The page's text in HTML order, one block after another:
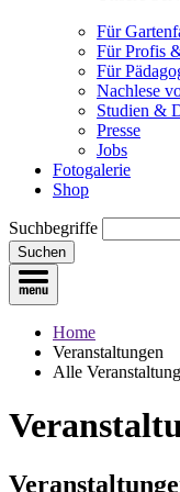
Für
Für Profis
Für
Nachlese
Studien &
Presse
Jobs
Fotogalerie
Shop
Suchbegriffe
Suchen
Home
Veranstaltungen
Alle